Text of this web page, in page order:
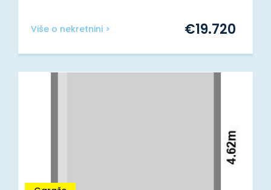
Više o nekretnini > €19.720